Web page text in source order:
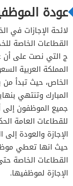
عودة
لائحة الإجازات في
ج التي نصت على أن
المملكة العربية
الخاص، حيث تبدأ
جميع الموظفون
للقطاعات العامة
الإجازة والعودة
حيث انها تعطي
القطاعات الخاصة
الإجازة لموظفيها.